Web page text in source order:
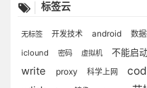
标签云
无标签 开发技术 android 数
iclound
密码 虚拟机 不能启动
write proxy 科学上网